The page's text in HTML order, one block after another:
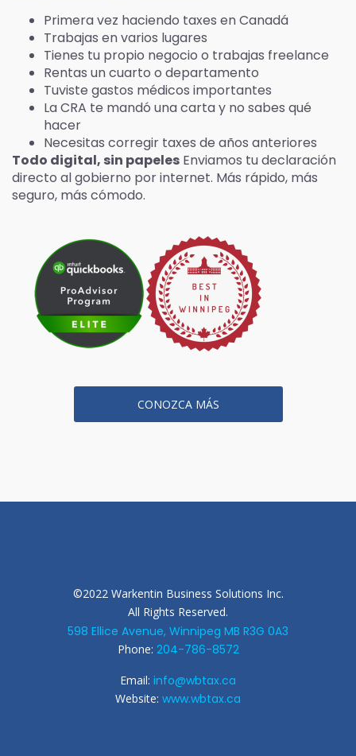
Primera vez haciendo taxes en Canadá
Trabajas en varios lugares
Tienes tu propio negocio o trabajas freelance
Rentas un cuarto o departamento
Tuviste gastos médicos importantes
La CRA te mandó una carta y no sabes qué
hacer
Necesitas corregir taxes de años anteriores
Todo digital, sin papeles Enviamos tu declaración
directo al gobierno por internet. Más rápido, más
seguro, más cómodo.
CONOZCA MÁS
©2022 Warkentin Business Solutions Inc.
All Rights Reserved.
598 Ellice Avenue, Winnipeg MB R3G 0A3
Phone: 204-786-8572
Email: info@wbtax.ca
Website: www.wbtax.ca